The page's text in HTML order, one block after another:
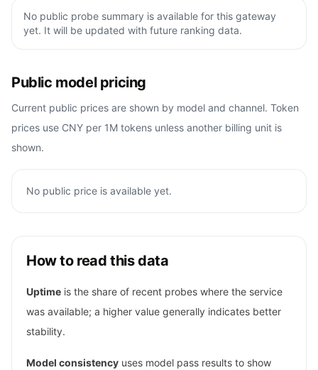
No public probe summary is available for this gateway
yet. It will be updated with future ranking data.
Public model pricing
Current public prices are shown by model and channel. Token
prices use CNY per 1M tokens unless another billing unit is
shown.
No public price is available yet.
How to read this data
Uptime is the share of recent probes where the service
was available; a higher value generally indicates better
stability.
Model consistency uses model pass results to show